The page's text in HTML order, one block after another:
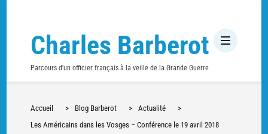
Charles Barberot
Parcours d'un officier français à la veille de la Grande Guerre
Accueil > Blog Barberot > Actualité
>
Les Américains dans les Vosges – Conférence le 19 avril 2018